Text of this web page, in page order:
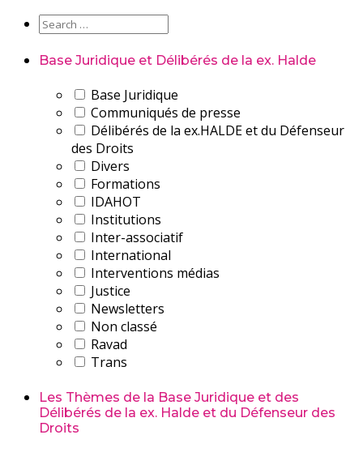
Base Juridique et Délibérés de la ex. Halde
Base Juridique
Communiqués de presse
Délibérés de la ex.HALDE et du Défenseur
des Droits
Divers
Formations
IDAHOT
Institutions
Inter-associatif
International
Interventions médias
Justice
Newsletters
Non classé
Ravad
Trans
Les Thèmes de la Base Juridique et des
Délibérés de la ex. Halde et du Défenseur des
Droits